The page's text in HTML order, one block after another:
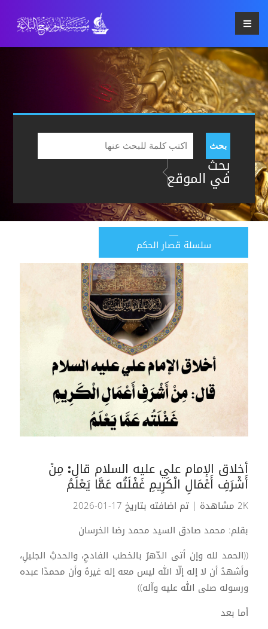
بحث
بحث
في الموقع
سلسلة قصار الحكم
أخلاق الإمام علي عليه السلام قال: مِنْ
أَشْرَفِ أَعْمَالِ الْكَرِيمِ غَفْلَتُه عَمَّا يَعْلَمُ
2K مشاهدة
| تم اضافته بتاريخ 17-01-2026
بقلم: محمد صادق السيد محمد رضا الخرسان
((الحمد لله وإن أتى الدّهرُ بالخطب الفادحِ، والحدثِ الجليلِ،
وأشهدُ أن لا إله إلّا الله ليس معه إله غيرهُ وأن محمدًا عبده
ورسوله صلى الله عليه وآله))
أما بعد